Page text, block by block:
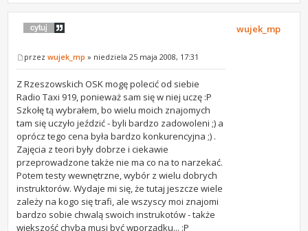
przezwujek_mp » niedziela 25 maja 2008, 17:31
Z Rzeszowskich OSK mogę polecić od siebie
Radio Taxi 919, ponieważ sam się w niej uczę :P
Szkołę tą wybrałem, bo wielu moich znajomych
tam się uczyło jeździć - byli bardzo zadowoleni ;) a
oprócz tego cena była bardzo konkurencyjna ;) .
Zajęcia z teori były dobrze i ciekawie
przeprowadzone także nie ma co na to narzekać.
Potem testy wewnętrzne, wybór z wielu dobrych
instruktorów. Wydaje mi się, że tutaj jeszcze wiele
zależy na kogo się trafi, ale wszyscy moi znajomi
bardzo sobie chwalą swoich instrukotów - także
większość chyba musi być wporządku... :P
wujek_mp